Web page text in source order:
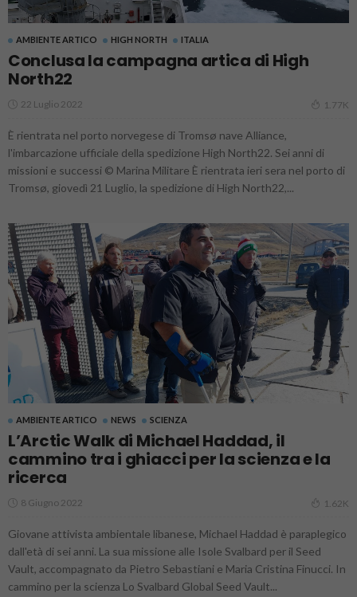
AMBIENTE ARTICO HIGH NORTH ITALIA
Conclusa la campagna artica di High
North22
22 Luglio 2022 1.77K
È rientrata nel porto norvegese di Tromsø nave Alliance,
l'imbarcazione ufficiale della spedizione High North22. Sei anni di
missioni e successi © Marina Militare È rientrata ieri sera nel porto di
Tromsø, giovedì 21 Luglio, la spedizione di High North22,...
AMBIENTE ARTICO NEWS SCIENZA
L’Arctic Walk di Michael Haddad, il
cammino tra i ghiacci per la scienza e la
ricerca
8 Giugno 2022 1.62K
Giovane attivista ambientale libanese, Michael Haddad è paraplegico
dall'età di sei anni. La sua missione alle Isole Svalbard per il Seed
Vault, accompagnato da Pietro Sebastiani e Maria Cristina Finucci. In
cammino per la scienza Lo Svalbard Global Seed Vault...